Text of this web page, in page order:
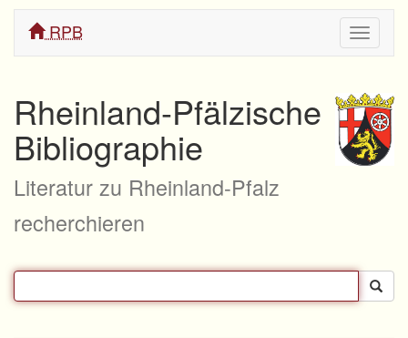
ein/
RPB
Rheinland-Pfälzische
Bibliographie
Literatur zu Rheinland-Pfalz
recherchieren